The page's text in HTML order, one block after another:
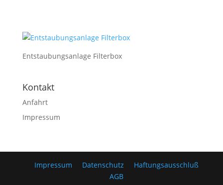
Entstaubungsanlage Filterbox
Kontakt
Anfahrt
Impressum
Impressum Datenschutz
Haftungsausschluß
AGB